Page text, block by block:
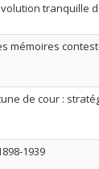
tranquille
mémoires
de cour :
1939